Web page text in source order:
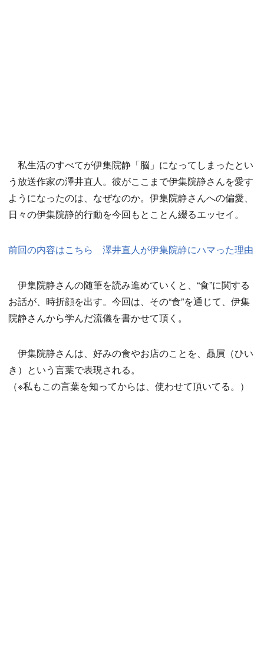
私生活のすべてが伊集院静「脳」になってしまったとい
う放送作家の澤井直人。彼がここまで伊集院静さんを愛す
ようになったのは、なぜなのか。伊集院静さんへの偏愛、
日々の伊集院静的行動を今回もとことん綴るエッセイ。
前回の内容はこちら 澤井直人が伊集院静にハマった理由
伊集院静さんの随筆を読み進めていくと、“食”に関する
お話が、時折顔を出す。今回は、その“食”を通じて、伊集
院静さんから学んだ流儀を書かせて頂く。
伊集院静さんは、好みの食やお店のことを、贔屓（ひい
き）という言葉で表現される。
（※私もこの言葉を知ってからは、使わせて頂いてる。）